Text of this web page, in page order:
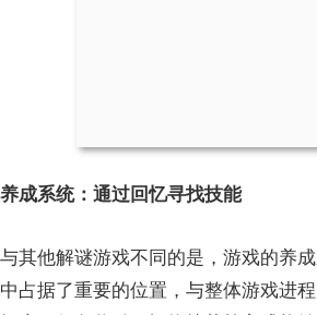
养成系统：通过回忆寻找技能
与其他解谜游戏不同的是，游戏的养
中占据了重要的位置，与整体游戏进